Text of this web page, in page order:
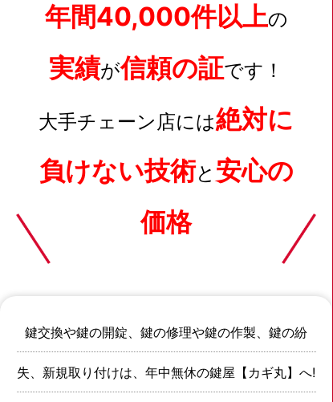
年間40,000件以上の
実績が信頼の証です！
大手チェーン店には絶対に
負けない技術と 安心の
価格
鍵交換や鍵の開錠、鍵の修理や鍵の作製、鍵の紛
失、新規取り付けは、年中無休の鍵屋【カギ丸】へ!